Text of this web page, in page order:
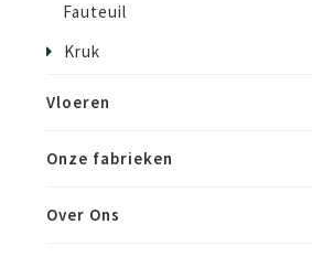
Fauteuil
Kruk
Vloeren
Onze fabrieken
Over Ons